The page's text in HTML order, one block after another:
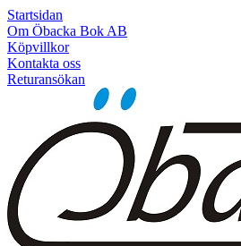
Startsidan
Om Öbacka Bok AB
Köpvillkor
Kontakta oss
Returansökan